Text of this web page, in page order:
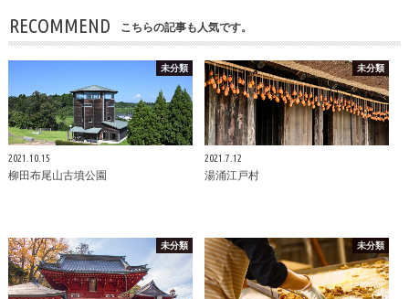
RECOMMEND こちらの記事も人気です。
未分類
2021.10.15
柳田布尾山古墳公園
未分類
2021.7.12
湯涌江戸村
未分類 未分類